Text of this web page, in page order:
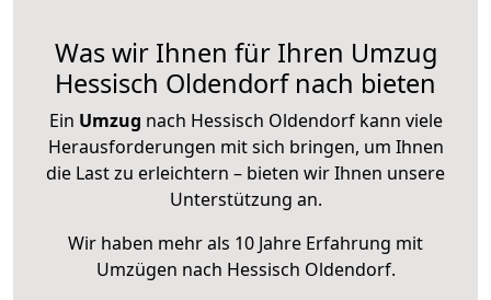
Was wir Ihnen für Ihren Umzug
Hessisch Oldendorf nach bieten
Ein Umzug nach Hessisch Oldendorf kann viele
Herausforderungen mit sich bringen, um Ihnen
die Last zu erleichtern – bieten wir Ihnen unsere
Unterstützung an.
Wir haben mehr als 10 Jahre Erfahrung mit
Umzügen nach Hessisch Oldendorf.